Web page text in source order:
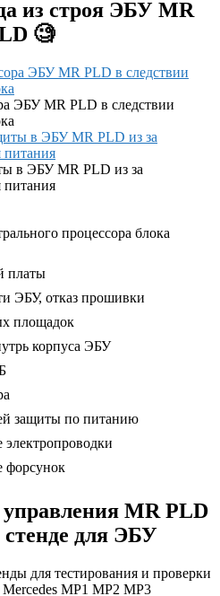
из строя ЭБУ MR
🧐
ЭБУ MR PLD в следствии
в ЭБУ MR PLD из за
питания
процессора блока
платы
ЭБУ, отказ прошивки
площадок
корпуса ЭБУ
защиты по питанию
форсунок
MR PLD
стенде для ЭБУ